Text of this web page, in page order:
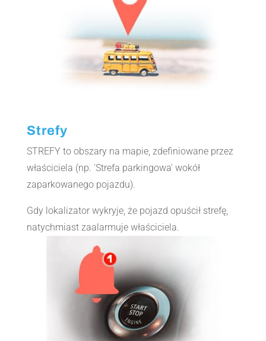
Strefy
STREFY to obszary na mapie, zdefiniowane przez
właściciela (np. 'Strefa parkingowa' wokół
zaparkowanego pojazdu).
Gdy lokalizator wykryje, że pojazd opuścił strefę,
natychmiast zaalarmuje właściciela.